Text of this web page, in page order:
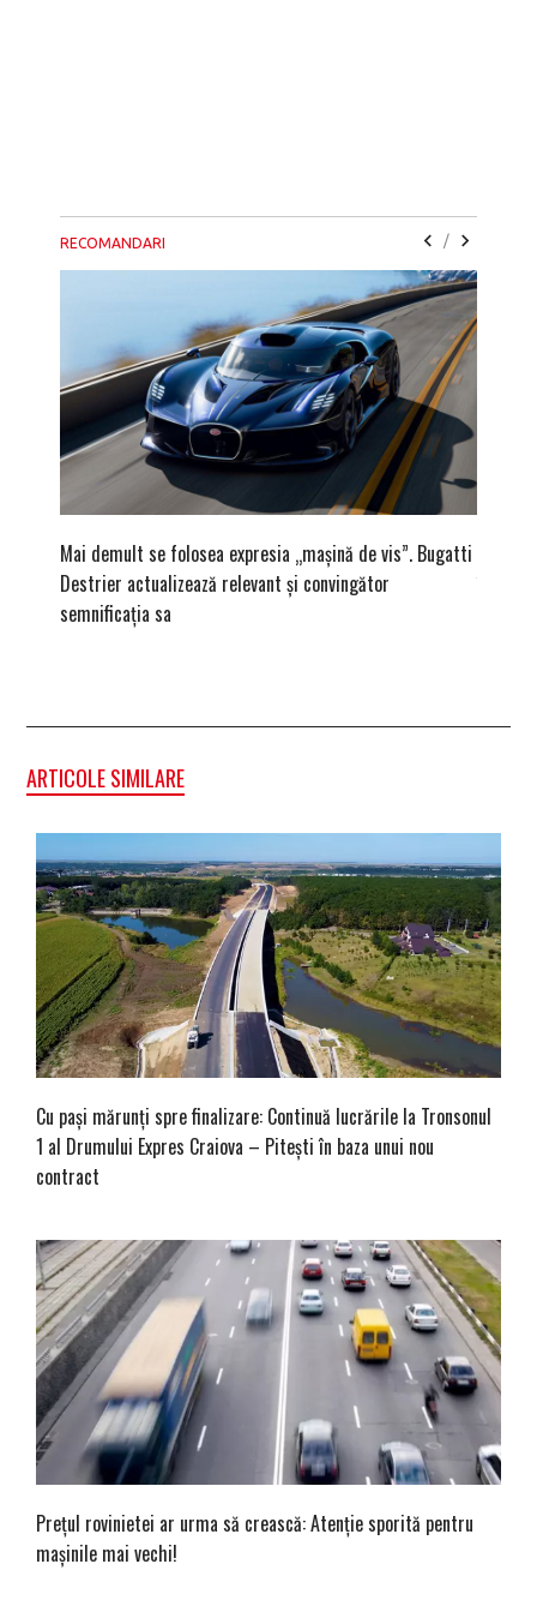
RECOMANDARI /
Mai demult se folosea expresia „mașină de vis”. Bugatti
Destrier actualizează relevant și convingător
semnificația sa
ARTICOLE SIMILARE
Cu pași mărunți spre finalizare: Continuă lucrările la Tronsonul
1 al Drumului Expres Craiova – Pitești în baza unui nou
contract
Prețul rovinietei ar urma să crească: Atenție sporită pentru
mașinile mai vechi!